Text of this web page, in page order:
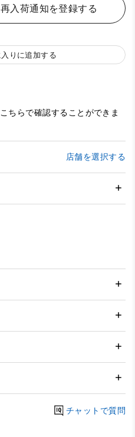
再入荷通知を登録する
りに追加する
ちらで確認することができま
店舗を選択する
チャットで質問